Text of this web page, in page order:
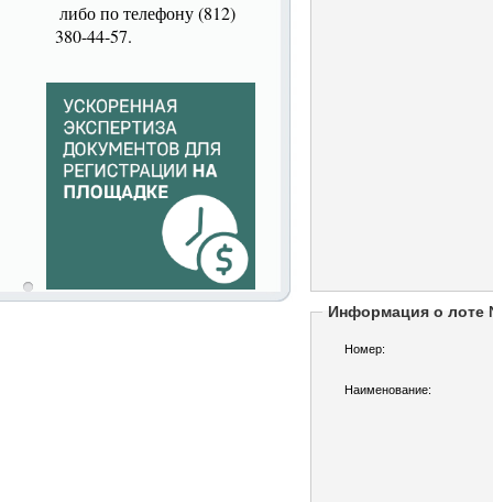
либо по телефону (812)
380-44-57.
Информация о лоте
Номер:
Наименование: